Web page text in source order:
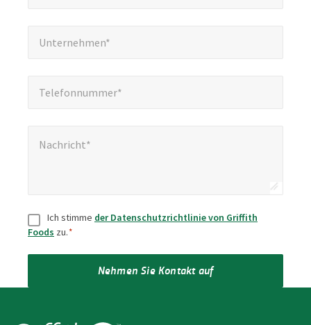
Unternehmen*
Telefonnummer*
Nachricht*
Zustimmung
Ich stimme der Datenschutzrichtlinie von Griffith
Foods zu.*
Nehmen Sie Kontakt auf